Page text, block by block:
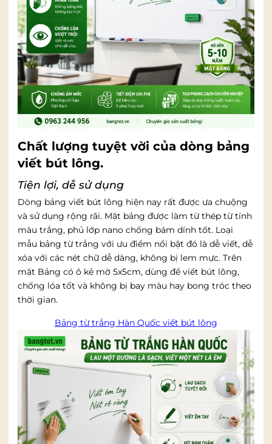
Chất lượng tuyệt vời của dòng bảng
viết bút lông.
Tiện lợi, dễ sử dụng
Dòng bảng viết bút lông hiện nay rất được ưa chuộng
và sử dụng rộng rãi. Mặt bảng được làm từ thép từ tính
màu trắng, phủ lớp nano chống bám dính tốt. Loại
mẫu bảng từ trắng với ưu điểm nổi bật đó là dễ viết, dễ
xóa với các nét chữ dễ dàng, không bị lem mực. Trên
mặt Bảng có ô kẻ mờ 5x5cm, dùng để viết bút lông,
chống lóa tốt và không bị bay màu hay bong tróc theo
thời gian.
Bảng từ trắng Hàn Quốc viết bút lông